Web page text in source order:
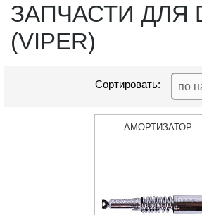
ЗАПЧАСТИ ДЛЯ
(VIPER)
Сортировать:
АМОРТИЗАТОР